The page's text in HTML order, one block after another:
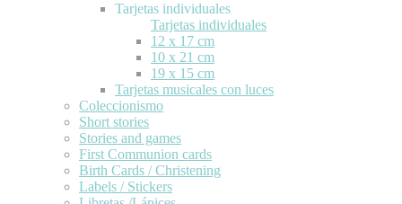
Tarjetas individuales
Tarjetas individuales
12 x 17 cm
10 x 21 cm
19 x 15 cm
Tarjetas musicales con luces
Coleccionismo
Short stories
Stories and games
First Communion cards
Birth Cards / Christening
Labels / Stickers